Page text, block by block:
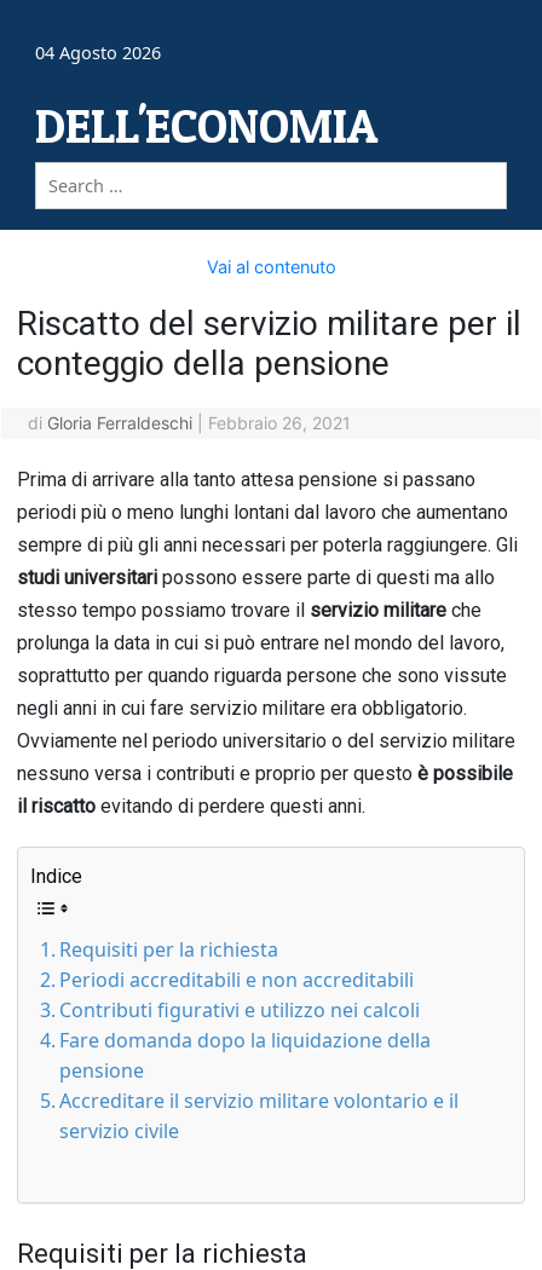
04 Agosto 2026
DELL'ECONOMIA
Vai al contenuto
Riscatto del servizio militare per il
conteggio della pensione
di Gloria Ferraldeschi Febbraio 26, 2021
Prima di arrivare alla tanto attesa pensione si passano
periodi più o meno lunghi lontani dal lavoro che aumentano
sempre di più gli anni necessari per poterla raggiungere. Gli
studi universitari possono essere parte di questi ma allo
stesso tempo possiamo trovare il servizio militare che
prolunga la data in cui si può entrare nel mondo del lavoro,
soprattutto per quando riguarda persone che sono vissute
negli anni in cui fare servizio militare era obbligatorio.
Ovviamente nel periodo universitario o del servizio militare
nessuno versa i contributi e proprio per questo è possibile
il riscatto evitando di perdere questi anni.
Indice
Requisiti per la richiesta
Periodi accreditabili e non accreditabili
Contributi figurativi e utilizzo nei calcoli
Fare domanda dopo la liquidazione della
pensione
Accreditare il servizio militare volontario e il
servizio civile
Requisiti per la richiesta